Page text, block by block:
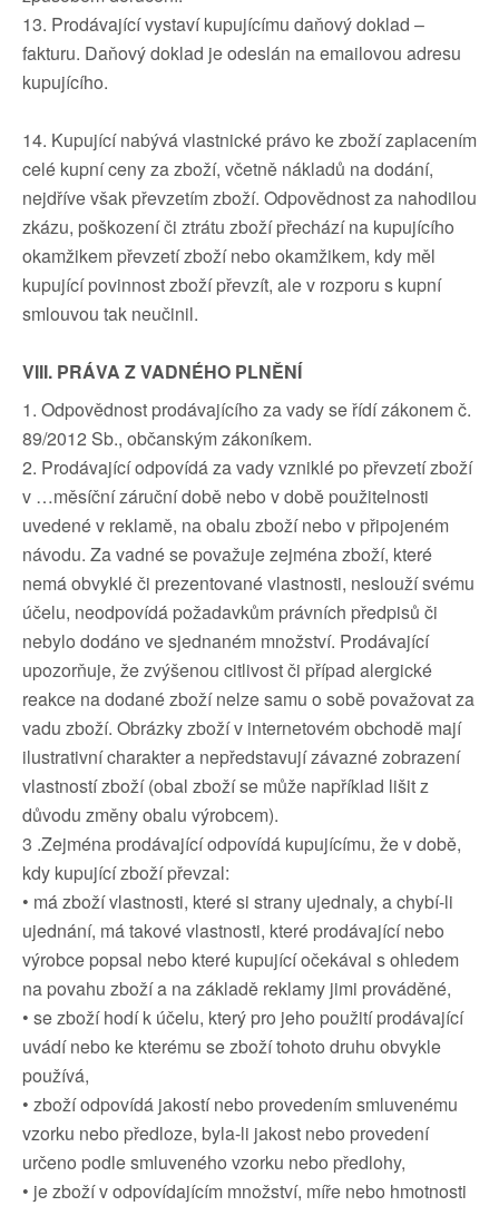
13. Prodávající vystaví kupujícímu daňový doklad –
fakturu. Daňový doklad je odeslán na emailovou adresu
kupujícího.
14. Kupující nabývá vlastnické právo ke zboží zaplacením
celé kupní ceny za zboží, včetně nákladů na dodání,
nejdříve však převzetím zboží. Odpovědnost za nahodilou
zkázu, poškození či ztrátu zboží přechází na kupujícího
okamžikem převzetí zboží nebo okamžikem, kdy měl
kupující povinnost zboží převzít, ale v rozporu s kupní
smlouvou tak neučinil.
VIII. PRÁVA Z VADNÉHO PLNĚNÍ
1. Odpovědnost prodávajícího za vady se řídí zákonem č.
89/2012 Sb., občanským zákoníkem.
2. Prodávající odpovídá za vady vzniklé po převzetí zboží
v …měsíční záruční době nebo v době použitelnosti
uvedené v reklamě, na obalu zboží nebo v připojeném
návodu. Za vadné se považuje zejména zboží, které
nemá obvyklé či prezentované vlastnosti, neslouží svému
účelu, neodpovídá požadavkům právních předpisů či
nebylo dodáno ve sjednaném množství. Prodávající
upozorňuje, že zvýšenou citlivost či případ alergické
reakce na dodané zboží nelze samu o sobě považovat za
vadu zboží. Obrázky zboží v internetovém obchodě mají
ilustrativní charakter a nepředstavují závazné zobrazení
vlastností zboží (obal zboží se může například lišit z
důvodu změny obalu výrobcem).
3 .Zejména prodávající odpovídá kupujícímu, že v době,
kdy kupující zboží převzal:
• má zboží vlastnosti, které si strany ujednaly, a chybí-li
ujednání, má takové vlastnosti, které prodávající nebo
výrobce popsal nebo které kupující očekával s ohledem
na povahu zboží a na základě reklamy jimi prováděné,
• se zboží hodí k účelu, který pro jeho použití prodávající
uvádí nebo ke kterému se zboží tohoto druhu obvykle
používá,
• zboží odpovídá jakostí nebo provedením smluvenému
vzorku nebo předloze, byla-li jakost nebo provedení
určeno podle smluveného vzorku nebo předlohy,
• je zboží v odpovídajícím množství, míře nebo hmotnosti